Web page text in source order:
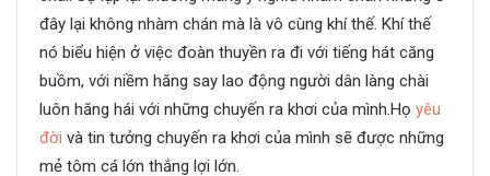
đây lại không nhàm chán mà là vô cùng khí thế. Khí thế
nó biểu hiện ở việc đoàn thuyền ra đi với tiếng hát căng
buồm, với niềm hăng say lao động người dân làng chài
luôn hăng hái với những chuyến ra khơi của mình.Họ yêu
đời và tin tưởng chuyến ra khơi của mình sẽ được những
mẻ tôm cá lớn thắng lợi lớn.